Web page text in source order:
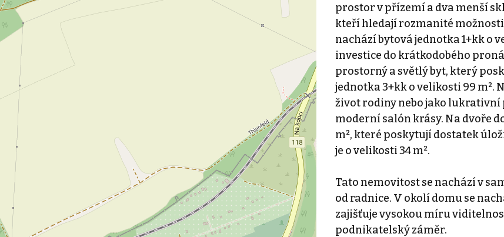
prostor v přízemí a dva menší
kteří hledají rozmanité
nachází bytová jednotka 1+kk o
investice do krátkodobého
prostorný a světlý byt, který
jednotka 3+kk o velikosti 99 m².
život rodiny nebo jako
moderní salón krásy. Na dvoře
m², které poskytují dostatek
je o velikosti 34 m².
Tato nemovitost se nachází v
od radnice. V okolí domu se
zajišťuje vysokou míru
podnikatelský záměr.